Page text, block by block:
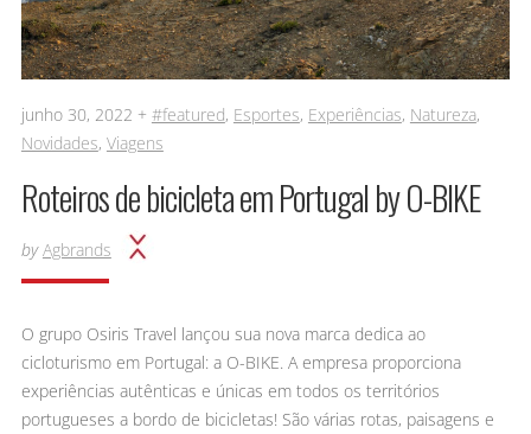
junho 30, 2022 + #featured, Esportes, Experiências, Natureza,
Novidades, Viagens
Roteiros de bicicleta em Portugal by O-BIKE
by Agbrands
O grupo Osiris Travel lançou sua nova marca dedica ao
cicloturismo em Portugal: a O-BIKE. A empresa proporciona
experiências autênticas e únicas em todos os territórios
portugueses a bordo de bicicletas! São várias rotas, paisagens e